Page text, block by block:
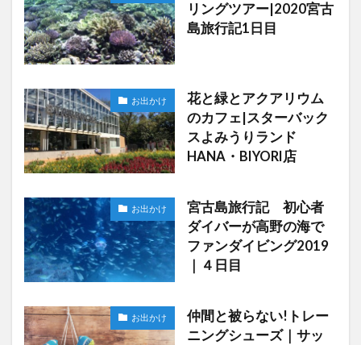
リングツアー|2020宮古
島旅行記1日目
お出かけ
花と緑とアクアリウム
のカフェ|スターバック
スよみうりランド
HANA・BIYORI店
お出かけ
宮古島旅行記 初心者
ダイバーが高野の海で
ファンダイビング2019
｜４日目
お出かけ
仲間と被らない!トレー
ニングシューズ｜サッ